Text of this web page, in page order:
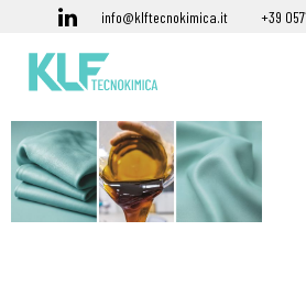
info@klftecnokimica.it +39